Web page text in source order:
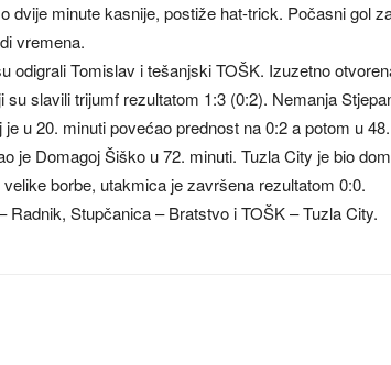
dvije minute kasnije, postiže hat-trick. Počasni gol
vremena.
odigrali Tomislav i tešanjski TOŠK. Izuzetno
su slavili trijumf rezultatom 1:3 (0:2). Nemanja
u 20. minuti povećao prednost na 0:2 a potom u
je Domagoj Šiško u 72. minuti. Tuzla City je bio
borbe, utakmica je završena rezultatom 0:0.
Radnik, Stupčanica – Bratstvo i TOŠK – Tuzla City.